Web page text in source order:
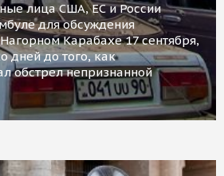
лица США, ЕС и России
для обсуждения
Карабахе 17 сентября,
дней до того, как
обстрел непризнанной